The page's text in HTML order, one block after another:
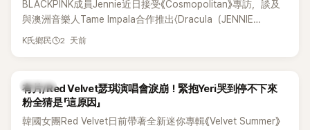
BLACKPINK成員Jennie近日接受《Cosmopolitan》專訪，談及
與澳洲音樂人Tame Impala合作推出〈Dracula（JENNIE
Remix）〉的幕後故事，沒想到她一句關於「共同朋友」的回答，
K氏鄉民 2 天前
K-POP
有片/Red Velvet瑟琪演唱會淚崩！緊抱Yeri哭到停不下來
粉全猜是「這原因」
韓國女團Red Velvet日前帶著全新迷你專輯《Velvet Summer》